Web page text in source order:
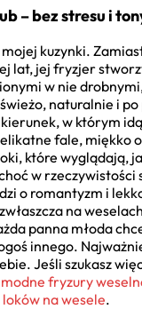
– bez stresu i
kuzynki.
lat, jej fryzjer
w nie
naturalnie i
kierunek, w którym
fale, miękko
które wyglądają,
w rzeczywistości
o romantyzm i
na
panna młoda
innego.
Jeśli szukasz
modne fryzury
na wesele.